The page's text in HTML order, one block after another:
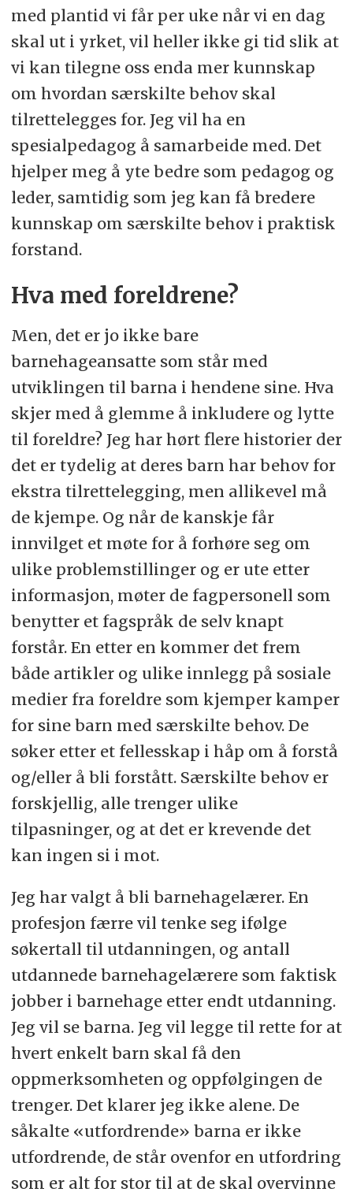
med plantid vi får per uke når vi en dag
skal ut i yrket, vil heller ikke gi tid slik at
vi kan tilegne oss enda mer kunnskap
om hvordan særskilte behov skal
tilrettelegges for. Jeg vil ha en
spesialpedagog å samarbeide med. Det
hjelper meg å yte bedre som pedagog og
leder, samtidig som jeg kan få bredere
kunnskap om særskilte behov i praktisk
forstand.
Hva med foreldrene?
Men, det er jo ikke bare
barnehageansatte som står med
utviklingen til barna i hendene sine. Hva
skjer med å glemme å inkludere og lytte
til foreldre? Jeg har hørt flere historier der
det er tydelig at deres barn har behov for
ekstra tilrettelegging, men allikevel må
de kjempe. Og når de kanskje får
innvilget et møte for å forhøre seg om
ulike problemstillinger og er ute etter
informasjon, møter de fagpersonell som
benytter et fagspråk de selv knapt
forstår. En etter en kommer det frem
både artikler og ulike innlegg på sosiale
medier fra foreldre som kjemper kamper
for sine barn med særskilte behov. De
søker etter et fellesskap i håp om å forstå
og/eller å bli forstått. Særskilte behov er
forskjellig, alle trenger ulike
tilpasninger, og at det er krevende det
kan ingen si i mot.
Jeg har valgt å bli barnehagelærer. En
profesjon færre vil tenke seg ifølge
søkertall til utdanningen, og antall
utdannede barnehagelærere som faktisk
jobber i barnehage etter endt utdanning.
Jeg vil se barna. Jeg vil legge til rette for at
hvert enkelt barn skal få den
oppmerksomheten og oppfølgingen de
trenger. Det klarer jeg ikke alene. De
såkalte «utfordrende» barna er ikke
utfordrende, de står ovenfor en utfordring
som er alt for stor til at de skal overvinne